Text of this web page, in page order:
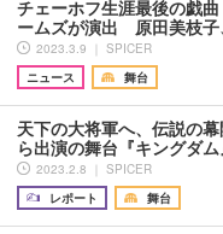
チェーホフ生涯最後の戯
ームズが演出 原田美枝
2023.3.9 ｜ SPICER
ニュース
舞台
天下の大将軍へ、伝説の
ら出演の舞台『キングダ
2023.2.8 ｜ SPICER
レポート
舞台